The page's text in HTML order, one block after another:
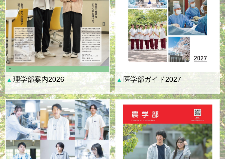
▲理学部案内2026 ▲ 医学部ガイド2027